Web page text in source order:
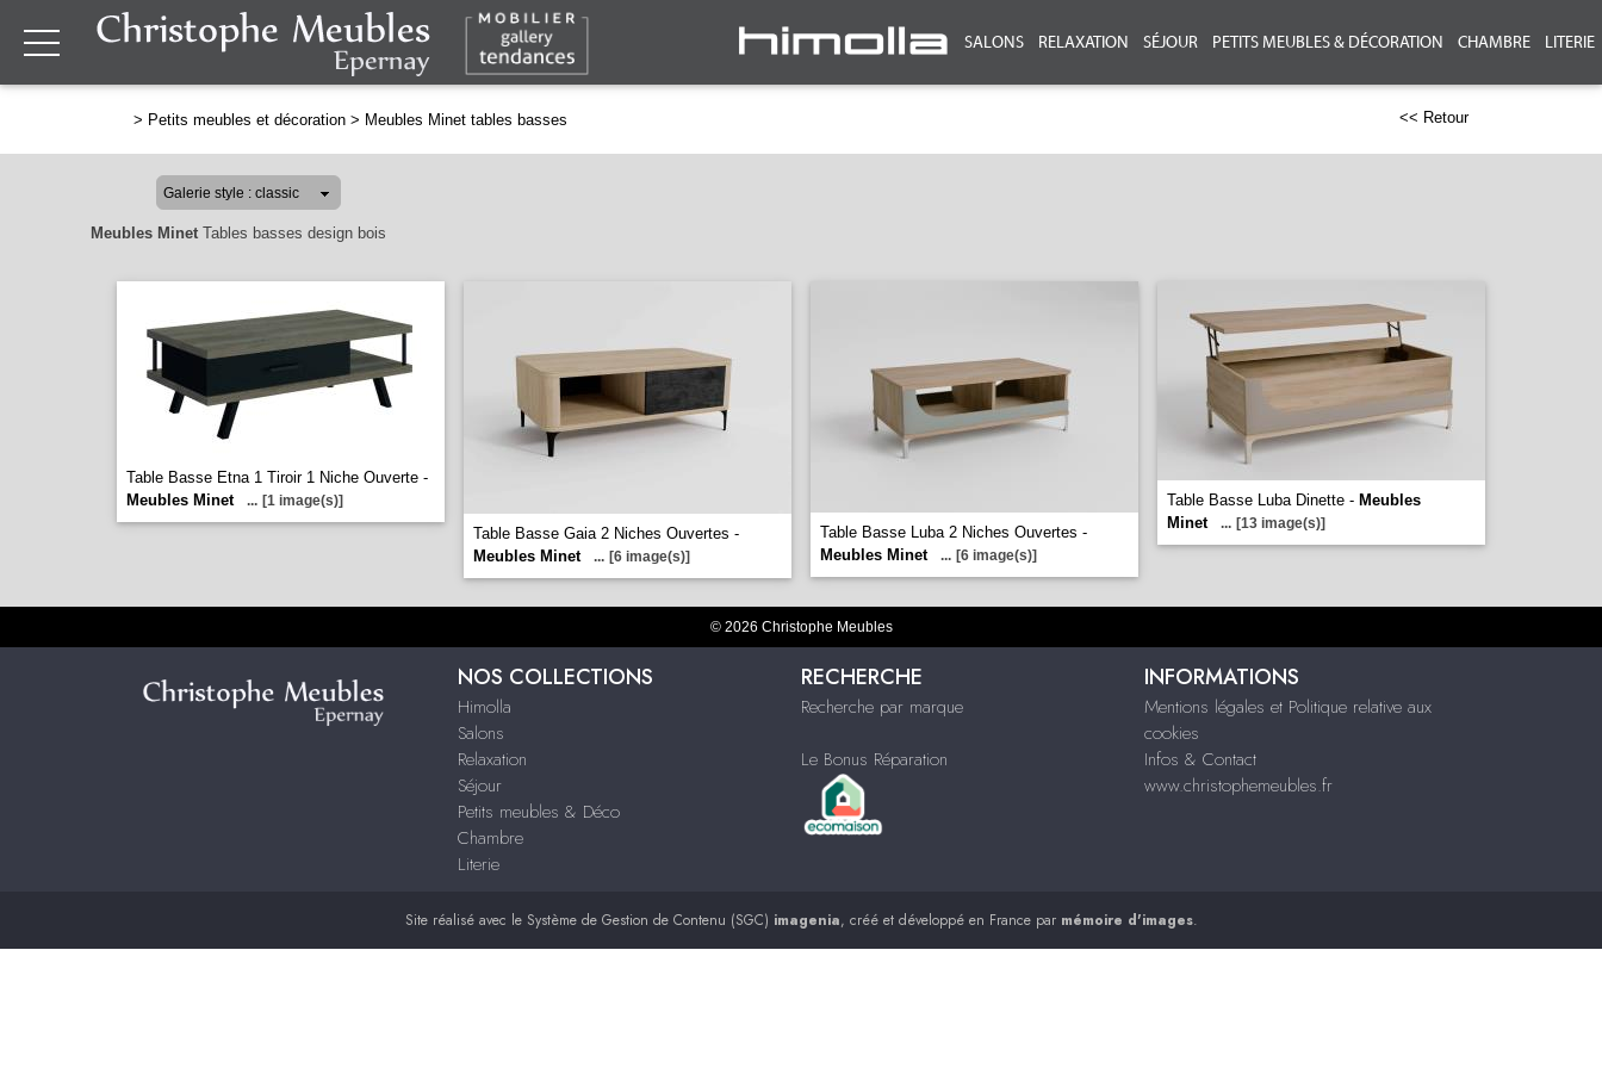
SALONS RELAXATION SÉJOUR PETITS MEUBLES & DÉCORATION CHAMBRE LITERIE
> Petits meubles et décoration > Meubles Minet tables basses << Retour
Meubles Minet Tables basses design bois
Table Basse Etna 1 Tiroir 1 Niche Ouverte -
Meubles Minet
... [1 image(s)]
Table Basse Gaia 2 Niches Ouvertes -
Meubles Minet
... [6 image(s)]
Table Basse Luba 2 Niches Ouvertes -
Meubles Minet
... [6 image(s)]
Table Basse Luba Dinette - Meubles
Minet
... [13 image(s)]
© 2026 Christophe Meubles
NOS COLLECTIONS
Himolla
Salons
Relaxation
Séjour
Petits meubles & Déco
Chambre
Literie
RECHERCHE
Recherche par marque
Le Bonus Réparation
INFORMATIONS
Mentions légales et Politique relative aux
cookies
Infos & Contact
www.christophemeubles.fr
Site réalisé avec le Système de Gestion de Contenu (SGC) imagenia, créé et développé en France par mémoire d'images.